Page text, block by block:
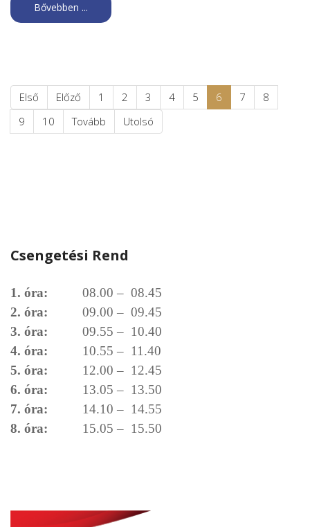
Bővebben ...
Első Előző 1 2 3 4 5 6 7
8
9
10 Tovább Utolsó
Csengetési Rend
1. óra:
08.00 – 08.45
2. óra: 09.00 – 09.45
3. óra: 09.55 – 10.40
4. óra: 10.55 – 11.40
5. óra: 12.00 – 12.45
6. óra: 13.05 – 13.50
7. óra: 14.10 – 14.55
8. óra: 15.05 – 15.50